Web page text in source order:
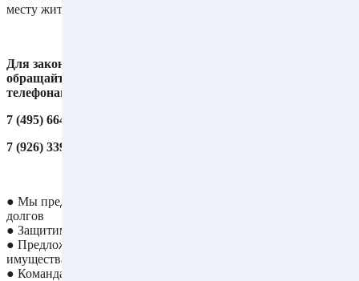
месту жительства гражданина.
Для законного списания всех ваших долгов "под ключ"
обращайтесь к юристам и адвокатам нашего бюро по
телефонам:
7 (495) 664-66-34
7 (926) 339-56-68
● Мы предложим правильный вариант списания всех ваших
долгов
● Защитим Вас от коллекторов и приставов
● Предложим Вам правильные способы сохранения вашего
имущества
● Команда своих арбитражных управляющих и адвокатов